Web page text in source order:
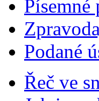
Podané
Řeč ve